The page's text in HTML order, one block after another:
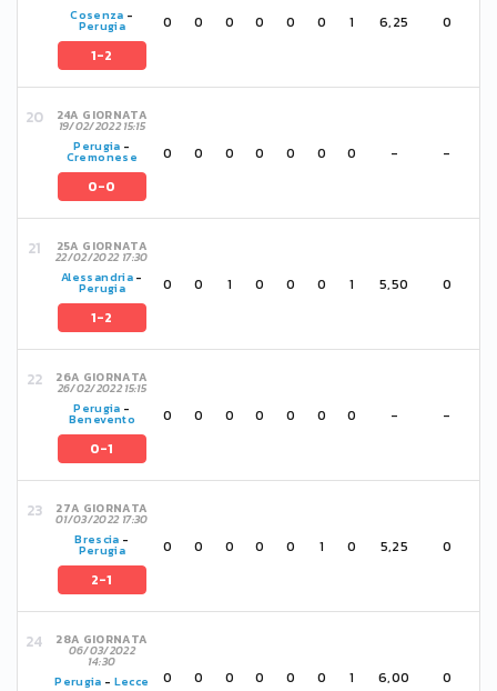
Cosenza -
Perugia
1-2
0 0 0 0 0 0 1 6,25 0
24A GIORNATA
19/02/2022 15:15
Perugia -
Cremonese
0-0
0 0 0 0 0 0 0 - -
25A GIORNATA
22/02/2022 17:30
Alessandria-
Perugia
1-2
0 0 1 0 0 0 1 5,50 0
26A GIORNATA
26/02/2022 15:15
Perugia -
Benevento
0-1
0 0 0 0 0 0 0 - -
27A GIORNATA
01/03/2022 17:30
Brescia -
Perugia
2-1
0 0 0 0 0 1 0 5,25 0
28A GIORNATA
06/03/2022
14:30
Perugia - Lecce 0 0 0 0 0 0 1 6,00 0